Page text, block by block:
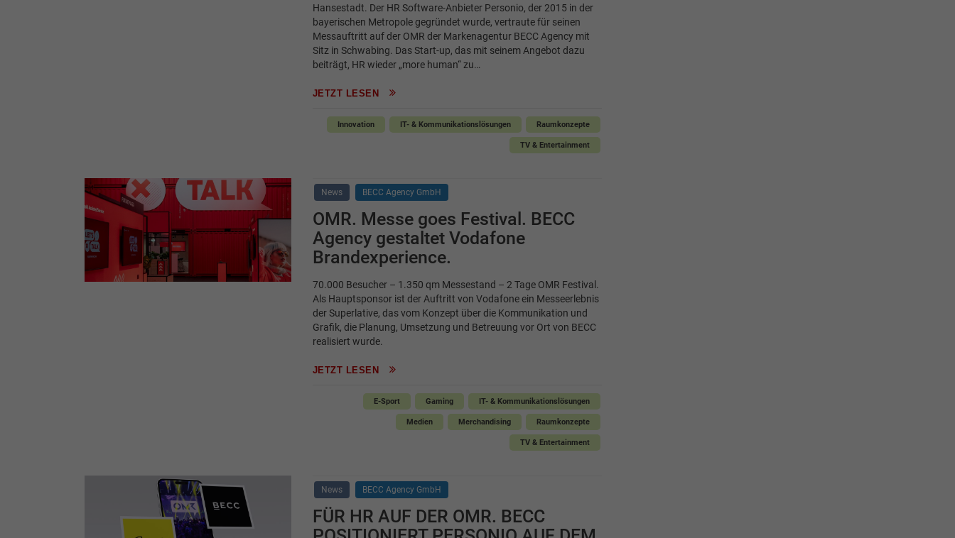
Hansestadt. Der HR Software-Anbieter Personio, der 2015 in der
bayerischen Metropole gegründet wurde, vertraute für seinen
Messauftritt auf der OMR der Markenagentur BECC Agency mit
Sitz in Schwabing. Das Start-up, das mit seinem Angebot dazu
beiträgt, HR wieder „more human“ zu…
JETZT LESEN
Innovation IT- & Kommunikationslösungen Raumkonzepte
TV & Entertainment
News BECC Agency GmbH
OMR. Messe goes Festival. BECC
Agency gestaltet Vodafone
Brandexperience.
70.000 Besucher – 1.350 qm Messestand – 2 Tage OMR Festival.
Als Hauptsponsor ist der Auftritt von Vodafone ein Messeerlebnis
der Superlative, das vom Konzept über die Kommunikation und
Grafik, die Planung, Umsetzung und Betreuung vor Ort von BECC
realisiert wurde.
JETZT LESEN
E-Sport Gaming IT- & Kommunikationslösungen
Medien Merchandising Raumkonzepte
TV & Entertainment
News BECC Agency GmbH
FÜR HR AUF DER OMR. BECC